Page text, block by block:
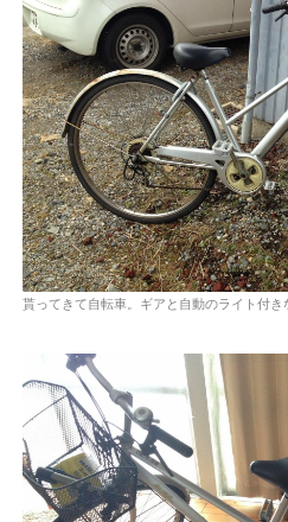
貰ってきて自転車。ギアと自動のライト付き